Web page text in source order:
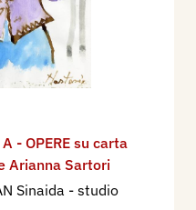
A - OPERE su carta
Arianna Sartori
Sinaida - studio